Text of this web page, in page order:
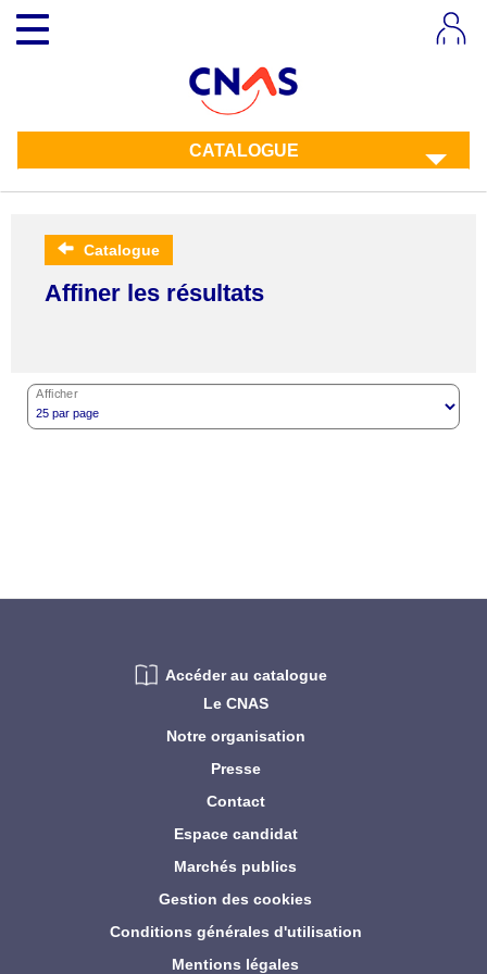
contenu
principal
Toggle
navigation
CATALOGUE
Catalogue
Affiner les résultats
Afficher
Le CNAS
Notre organisation
Presse
Contact
Espace candidat
Marchés publics
Gestion des cookies
Conditions générales d'utilisation
Mentions légales
Accéder au catalogue